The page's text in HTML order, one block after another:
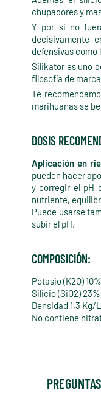
chupadores y
Y por si no
decisivamente
defensivas como
Silikator es uno
filosofía de
Te
marihuanas se
DOSIS
Aplicación en
pueden hacer
y corregir el pH
nutriente,
Puede usarse
subir el pH.
COMPOSICIÓN:
Potasio (K2O)
Silicio (SiO2)
Densidad 1,3 Kg/L
No contiene